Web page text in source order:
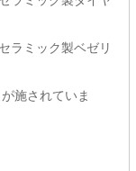
ラミック製ベゼリ
施されていま